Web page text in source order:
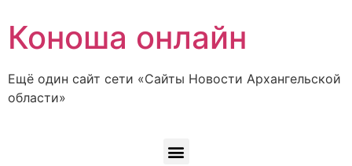
Коноша онлайн
Ещё один сайт сети «Сайты Новости Архангельской
области»